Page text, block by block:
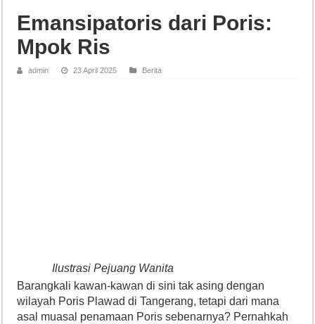
Emansipatoris dari Poris:
Mpok Ris
admin 23 April 2025 Berita
Ilustrasi Pejuang Wanita
Barangkali kawan-kawan di sini tak asing dengan
wilayah Poris Plawad di Tangerang, tetapi dari mana
asal muasal penamaan Poris sebenarnya? Pernahkah